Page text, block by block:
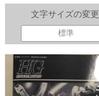
文字サイズの変更
標準